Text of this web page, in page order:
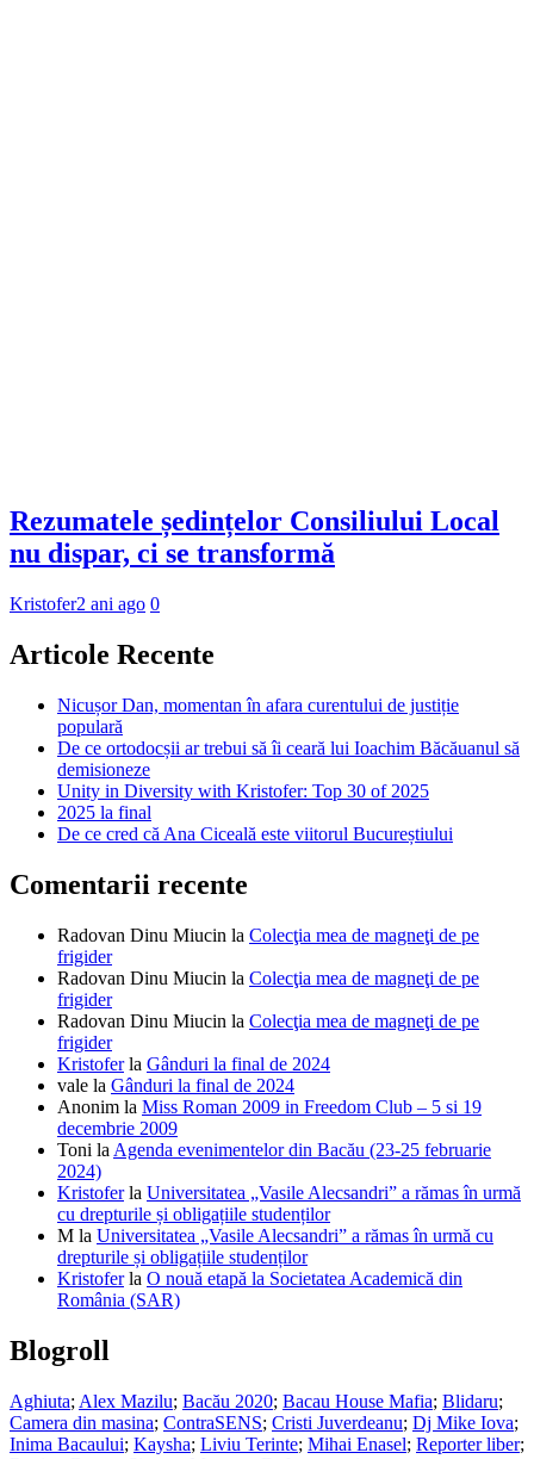
Rezumatele ședințelor Consiliului Local
nu dispar, ci se transformă
Kristofer2 ani ago 0
Articole Recente
Nicușor Dan, momentan în afara curentului de justiție
populară
De ce ortodocșii ar trebui să îi ceară lui Ioachim Băcăuanul să
demisioneze
Unity in Diversity with Kristofer: Top 30 of 2025
2025 la final
De ce cred că Ana Ciceală este viitorul Bucureștiului
Comentarii recente
Radovan Dinu Miucin la Colecţia mea de magneţi de pe
frigider
Radovan Dinu Miucin la Colecţia mea de magneţi de pe
frigider
Radovan Dinu Miucin la Colecţia mea de magneţi de pe
frigider
Kristoferla Gânduri la final de 2024
vale la Gânduri la final de 2024
Anonim la Miss Roman 2009 in Freedom Club – 5 si 19
decembrie 2009
Toni la Agenda evenimentelor din Bacău (23-25 februarie
2024)
Kristoferla Universitatea „Vasile Alecsandri” a rămas în urmă
cu drepturile și obligațiile studenților
M la Universitatea „Vasile Alecsandri” a rămas în urmă cu
drepturile și obligațiile studenților
Kristoferla O nouă etapă la Societatea Academică din
România (SAR)
Blogroll
Aghiuta; Alex Mazilu; Bacău 2020; Bacau House Mafia; Blidaru;
Camera din masina; ContraSENS; Cristi Juverdeanu; Dj Mike Iova;
Inima Bacaului; Kaysha; Liviu Terinte; Mihai Enasel; Reporter liber;